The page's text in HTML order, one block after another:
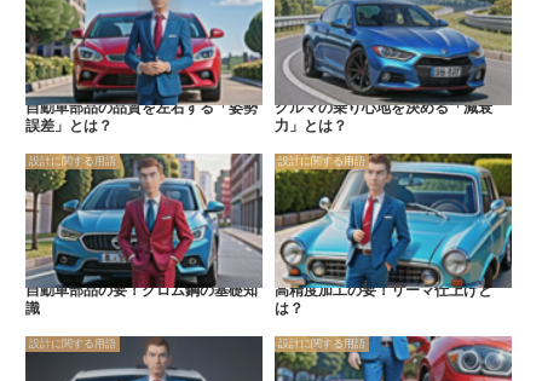
自動車部品の品質を左右する「姿勢
誤差」とは？
クルマの乗り心地を決める「減衰
力」とは？
設計に関する用語
自動車部品の要！クロム鋼の基礎知
識
設計に関する用語
高精度加工の要！リーマ仕上げと
は？
設計に関する用語 設計に関する用語